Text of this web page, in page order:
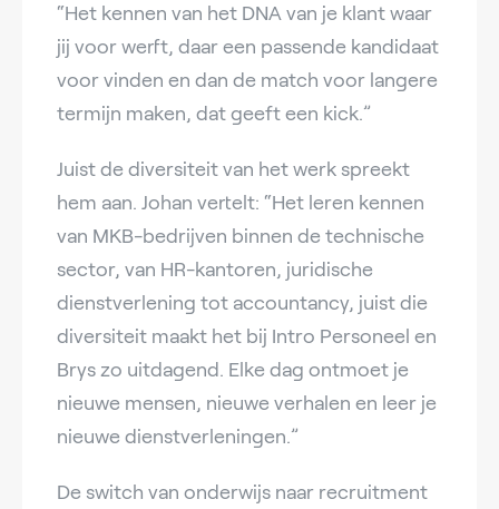
“Het kennen van het DNA van je klant waar
jij voor werft, daar een passende kandidaat
voor vinden en dan de match voor langere
termijn maken, dat geeft een kick.”
Juist de diversiteit van het werk spreekt
hem aan. Johan vertelt: “Het leren kennen
van MKB-bedrijven binnen de technische
sector, van HR-kantoren, juridische
dienstverlening tot accountancy, juist die
diversiteit maakt het bij Intro Personeel en
Brys zo uitdagend. Elke dag ontmoet je
nieuwe mensen, nieuwe verhalen en leer je
nieuwe dienstverleningen.”
De switch van onderwijs naar recruitment